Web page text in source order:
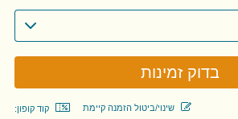
קוד קופון: שינוי/ביטול הזמנה קיימת